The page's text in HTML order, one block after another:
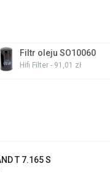
Filtr oleju SO10060
Hifi Filter - 91,01 zł
T 7.165 S